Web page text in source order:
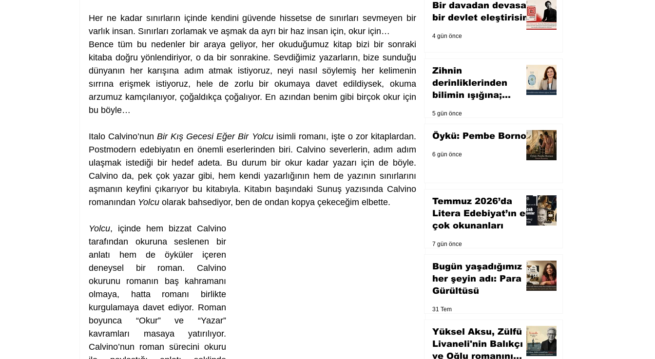
Her ne kadar sınırların içinde kendini güvende hissetse de sınırları sevmeyen bir
varlık insan. Sınırları zorlamak ve aşmak da ayrı bir haz insan için, okur için…
Bence tüm bu nedenler bir araya geliyor, her okuduğumuz kitap bizi bir sonraki
kitaba doğru yönlendiriyor, o da bir sonrakine. Sevdiğimiz yazarların, bize sunduğu
dünyanın her karışına adım atmak istiyoruz, neyi nasıl söylemiş her kelimenin
sırrına erişmek istiyoruz, hele de zorlu bir okumaya davet edildiysek, okuma
arzumuz kamçılanıyor, çoğaldıkça çoğalıyor. En azından benim gibi birçok okur için
bu böyle…
Italo Calvino’nun Bir Kış Gecesi Eğer Bir Yolcu isimli romanı, işte o zor kitaplardan.
Postmodern edebiyatın en önemli eserlerinden biri. Calvino severlerin, adım adım
ulaşmak istediği bir hedef adeta. Bu durum bir okur kadar yazarı için de böyle.
Calvino da, pek çok yazar gibi, hem kendi yazarlığının hem de yazının sınırlarını
aşmanın keyfini çıkarıyor bu kitabıyla. Kitabın başındaki Sunuş yazısında Calvino
romanından Yolcu olarak bahsediyor, ben de ondan kopya çekeceğim elbette.
Yolcu, içinde hem bizzat Calvino
tarafından okuruna seslenen bir
anlatı hem de öyküler içeren
deneysel bir roman. Calvino
okurunu romanın baş kahramanı
olmaya, hatta romanı birlikte
kurgulamaya davet ediyor. Roman
boyunca “Okur” ve “Yazar”
kavramları masaya yatırılıyor.
Calvino’nun roman sürecini okuru
Bir davadan devasa
bir devlet eleştirisine
4 gün önce
Zihnin
derinliklerinden
bilimin ışığına;
5 gün önce
Öykü: Pembe Bornoz
6 gün önce
Temmuz 2026’da
Litera Edebiyat’ın en
çok okunanları
7 gün önce
Bugün yaşadığımız
her şeyin adı: Para
Gürültüsü
31 Tem
Yüksel Aksu, Zülfü
Livaneli'nin Balıkçı
ve Oğlu romanını